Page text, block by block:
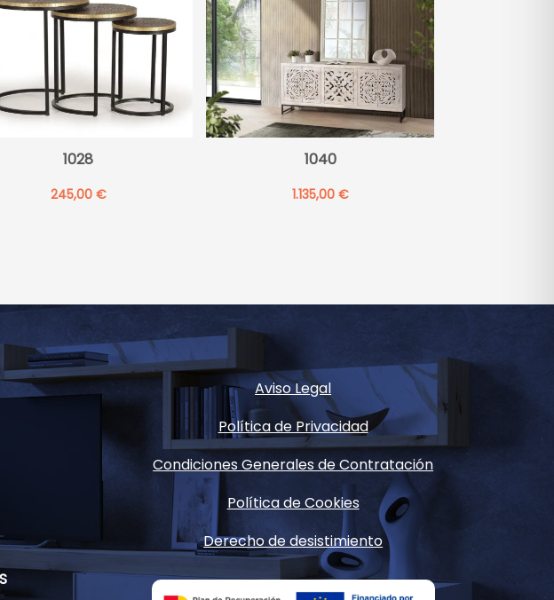
1028
245,00 €
1040
1.135,00 €
Aviso Legal
Política de Privacidad
Condiciones Generales de Contratación
Política de Cookies
Derecho de desistimiento